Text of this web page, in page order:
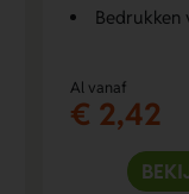
Bedrukken
Al vanaf
€ 2,42